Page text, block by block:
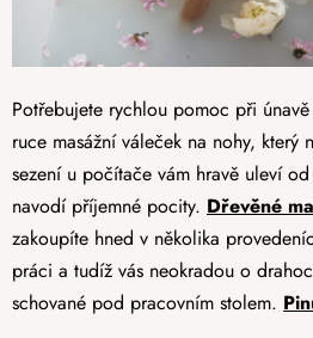
Potřebujete rychlou pomoc při
ruce masážní váleček na nohy, který
sezení u počítače vám hravě uleví
navodí příjemné pocity. Dřevěné
zakoupíte hned v několika
práci a tudíž vás neokradou o
schované pod pracovním stolem.